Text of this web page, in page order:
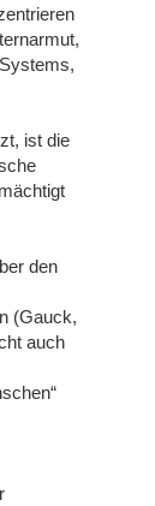
ist die
den
(Gauck,
auch